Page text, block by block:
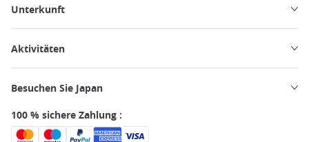
Unterkunft
Aktivitäten
Besuchen Sie Japan
100 % sichere Zahlung :